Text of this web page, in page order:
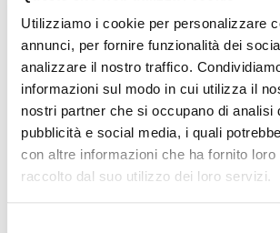
Utilizziamo i cookie per personalizzare
annunci, per fornire funzionalità dei
analizzare il nostro traffico.
informazioni sul modo in cui utilizza il
nostri partner che si occupano di analisi
pubblicità e social media, i quali
con altre informazioni che ha fornito loro
raccolto dal suo utilizzo dei loro servizi.
UCRAINA: LA CASA ACCOGLIE 40
UCRAINA: LA CASA ACCOGLIE 40
Il progetto di accoglienza dei profughi in fuga
Ucraina è realizzato…
NAVIGAZIONE